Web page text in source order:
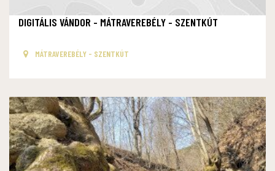
DIGITÁLIS VÁNDOR - MÁTRAVEREBÉLY - SZENTKÚT
MÁTRAVEREBÉLY - SZENTKÚT